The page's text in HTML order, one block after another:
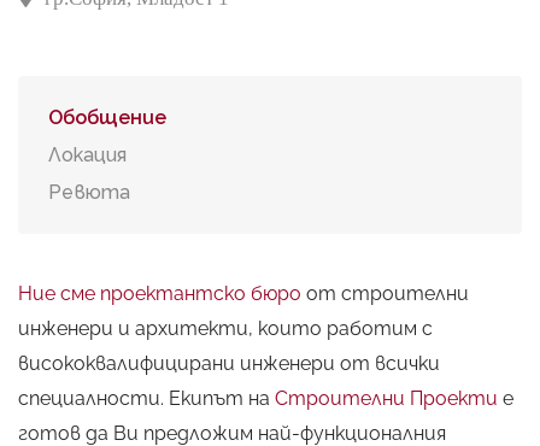
Обобщение
Локация
Ревюта
Ние сме проектантско бюро от строителни
инженери и архитекти, които работим с
висококвалифицирани инженери от всички
специалности. Екипът на Строителни Проекти е
готов да Ви предложим най-функционалния